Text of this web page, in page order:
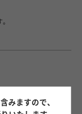
かイケメンになって
みますので、